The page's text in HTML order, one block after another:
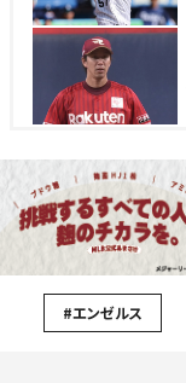
#エンゼルス